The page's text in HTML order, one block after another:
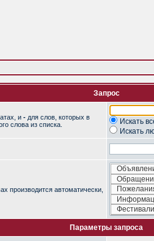
Запрос
и - для слов, которых в
слова из списка.
Искать
Искать
производится автоматически,
Параметры запроса